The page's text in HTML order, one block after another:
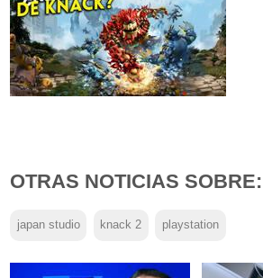
OTRAS NOTICIAS SOBRE:
japan studio knack 2 playstation